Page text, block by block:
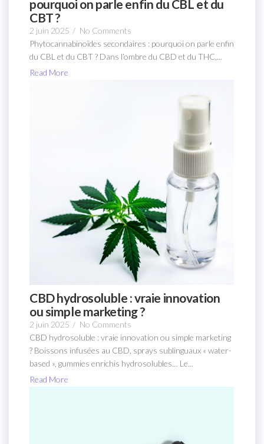
pourquoi on parle enfin du CBL et du
CBT ?
2 juin 2025 / No Comments
Phytocannabinoïdes secondaires : pourquoi on parle enfin
du CBL et du CBT ? Dans l’ombre du CBD et du THC,...
Read More
CBD hydrosoluble : vraie innovation
ou simple marketing ?
2 juin 2025 / No Comments
CBD hydrosoluble : vraie innovation ou simple marketing
? Boissons infusées au CBD, sprays sublinguaux « water-
based », gummies enrichis hydrosolubles… Le...
Read More